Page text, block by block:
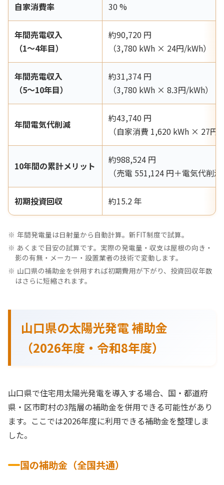
自家消費率 30 %
年間売電収入
（1〜4年目）
約90,720 円
（3,780 kWh × 24円/kWh）
年間売電収入
（5〜10年目）
約31,374 円
（3,780 kWh × 8.3円/kWh）
年間電気代削減
約43,740 円
（自家消費 1,620 kWh × 27円/
10年間の累計メリット
約988,524 円
（売電 551,124 円＋電気代削
初期投資回収 約15.2 年
年間発電量は日射量から自動計算。新FIT制度で試算。
あくまで目安の試算です。実際の発電量・収支は屋根の向き・
影の有無・メーカー・設置業者の技術で変動します。
山口県の補助金を併用すれば初期費用が下がり、投資回収年数
はさらに短縮されます。
山口県の太陽光発電 補助金
（2026年度・令和8年度）
山口県で住宅用太陽光発電を導入する場合、国・都道府
県・区市町村の3階層の補助金を併用できる可能性があり
ます。ここでは2026年度に利用できる補助金を整理しま
した。
国の補助金（全国共通）